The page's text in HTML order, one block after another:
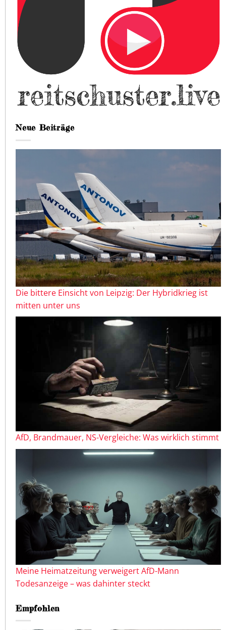
Neue Beiträge
Die bittere Einsicht von Leipzig: Der Hybridkrieg ist
mitten unter uns
AfD, Brandmauer, NS-Vergleiche: Was wirklich stimmt
Meine Heimatzeitung verweigert AfD-Mann
Todesanzeige – was dahinter steckt
Empfohlen